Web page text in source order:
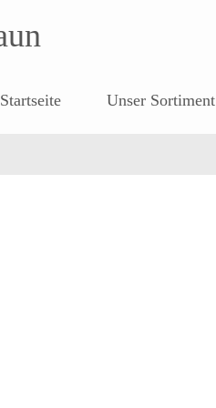
Startseite Unser Sortiment